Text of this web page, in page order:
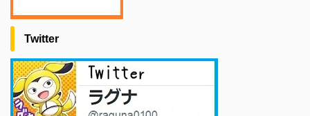
Twitter